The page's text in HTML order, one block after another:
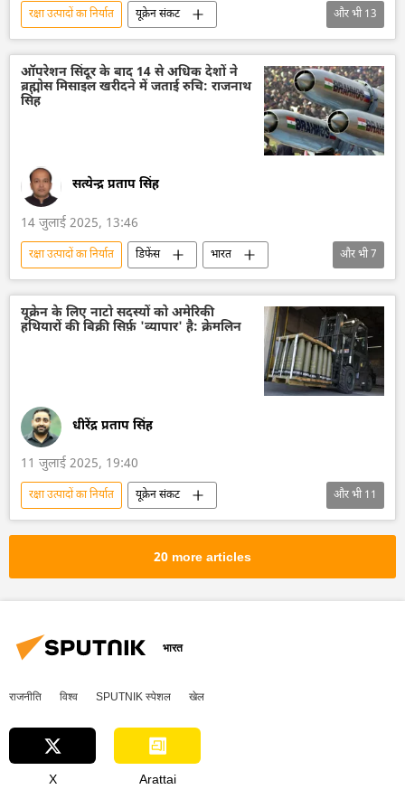
रक्षा उत्पादों का निर्यात
यूक्रेन संकट
रूस का विकास
रूस
मास्को
यूक्रेन की सुरक्षा सेवा (SBU)
यूक्रेन
यूक्रेन सशस्त्र बल
यूक्रेन का जवाबी हमला
रक्षा मंत्रालय (MoD)
नाटो
और भी13
ऑपरेशन सिंदूर के बाद 14 से अधिक देशों ने
ब्रह्मोस मिसाइल खरीदने में जताई रुचि: राजनाथ
सिंह
सत्येन्द्र प्रताप सिंह
14 जुलाई 2025, 13:46
रक्षा उत्पादों का निर्यात डिफेंस
भारत
भारत सरकार
भारत का विकास
वायु रक्षा
रक्षा-पंक्ति
रक्षा मंत्रालय (MoD)
भारत के रक्षा मंत्री
राजनाथ सिंह
और भी7
यूक्रेन के लिए नाटो सदस्यों को अमेरिकी
हथियारों की बिक्री सिर्फ़ 'व्यापार' है: क्रेमलिन
धीरेंद्र प्रताप सिंह
11 जुलाई 2025, 19:40
रक्षा उत्पादों का निर्यात
यूक्रेन संकट
यूक्रेन की सुरक्षा सेवा (SBU)
यूक्रेन
यूक्रेन का जवाबी हमला
रूस का विकास
रूस
मास्को
हथियारों की आपूर्ति
नाटो
क्रेमलिन
और भी11
20 more articles
भारत
राजनीति विश्व SPUTNIK स्पेशल खेल
X Arattai